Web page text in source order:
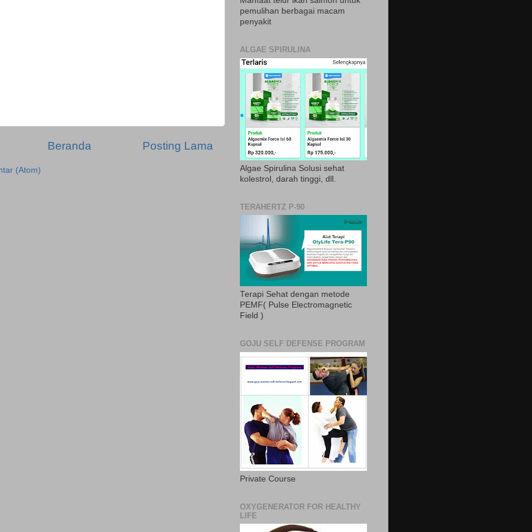
Posting Lama
Beranda
(Atom)
pemulihan berbagai macam
penyakit
ALGAE SPIRULINA
Algae Spirulina Solusi sehat
kolestrol, darah tinggi, dll.
TERAHERTZ P-90
Terapi Sehat dengan metode
PEMF( Pulse Electromagnetic
Field )
GOJU SELF DEFENSE PROGRAM
Private Course
OXYGENERATOR FOR HEALTHY
LIFE